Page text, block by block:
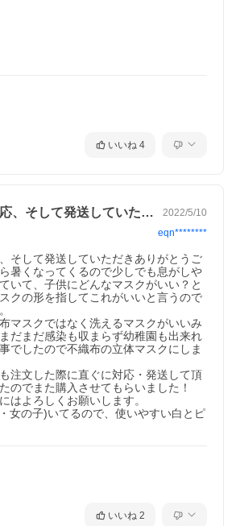
いいね 4
いつも直ぐに対応、そして発送していただ… 2022/5/10
eqn********
そして発送していただきありがとうご
暑くなってくるので少しでも息がしや
いて、子供にどんなマスクがいい？と
クの形を指してこれがいいと言うので
マスクではなく洗えるマスクがいいみ
だまだ感染も収まらず幼稚園も出来れ
でしたので不織布の立体マスクにしま
注文した際に直ぐに対応・発送して頂
のでまた購入させてもらいました！
はよろしくお願いします。
女の子)いてるので、使いやすい白とピ
いいね 2